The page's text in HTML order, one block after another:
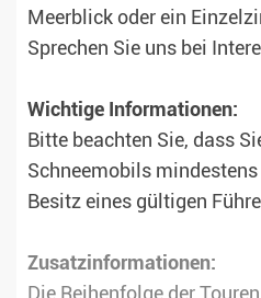
Meerblick oder ein
Sprechen Sie uns bei
Wichtige Informationen:
Bitte beachten Sie, dass
Schneemobils
Besitz eines gültigen
Zusatzinformationen: